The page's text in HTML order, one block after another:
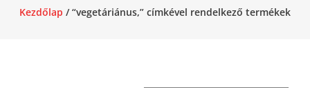
Kezdőlap / “vegetáriánus,” címkével rendelkező termékek